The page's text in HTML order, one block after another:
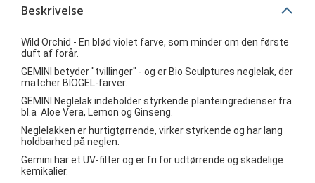
Beskrivelse
Wild Orchid - En blød violet farve, som minder om den første
duft af forår.
GEMINI betyder "tvillinger" - og er Bio Sculptures neglelak, der
matcher BIOGEL-farver.
GEMINI Neglelak indeholder styrkende planteingredienser fra
bl.a Aloe Vera, Lemon og Ginseng.
Neglelakken er hurtigtørrende, virker styrkende og har lang
holdbarhed på neglen.
Gemini har et UV-filter og er fri for udtørrende og skadelige
kemikalier.